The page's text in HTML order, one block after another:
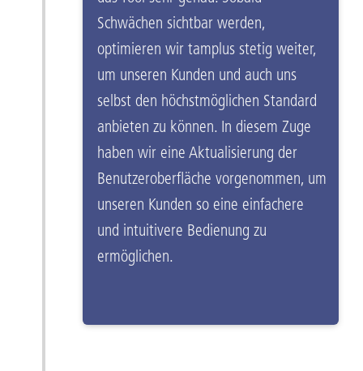
Schwächen sichtbar werden,
optimieren wir tamplus stetig weiter,
um unseren Kunden und auch uns
selbst den höchstmöglichen Standard
anbieten zu können. In diesem Zuge
haben wir eine Aktualisierung der
Benutzeroberfläche vorgenommen, um
unseren Kunden so eine einfachere
und intuitivere Bedienung zu
ermöglichen.